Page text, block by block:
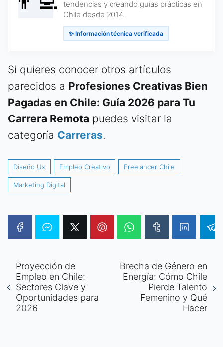
tendencias y creando guías prácticas en
Chile desde 2014.
✨ Información técnica verificada
Si quieres conocer otros artículos
parecidos a Profesiones Creativas Bien
Pagadas en Chile: Guía 2026 para Tu
Carrera Remota puedes visitar la
categoría Carreras.
Diseño Ux Empleo Creativo Freelancer Chile
Marketing Digital
Proyección de
Empleo en Chile:
Sectores Clave y
Oportunidades para
2026
Brecha de Género en
Energía: Cómo Chile
Pierde Talento
Femenino y Qué
Hacer